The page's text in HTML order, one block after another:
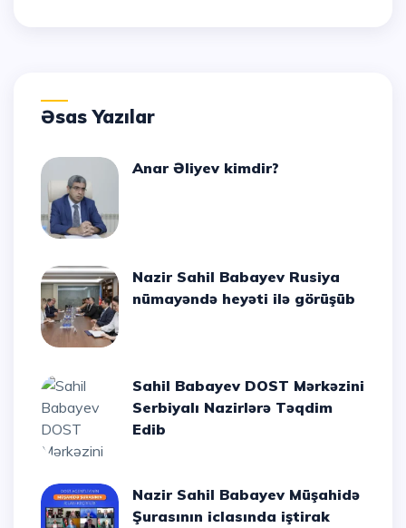
Əsas Yazılar
Anar Əliyev kimdir?
Nazir Sahil Babayev Rusiya
nümayəndə heyəti ilə görüşüb
Sahil Babayev DOST Mərkəzini
Serbiyalı Nazirlərə Təqdim
Edib
Nazir Sahil Babayev Müşahidə
Şurasının iclasında iştirak